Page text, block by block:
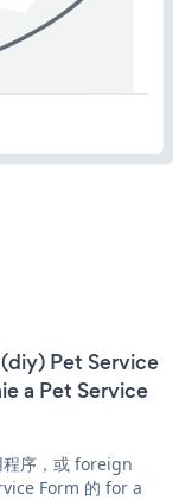
(diy) Pet Service
a Pet Service
程序，或 foreign
Form 的 for a